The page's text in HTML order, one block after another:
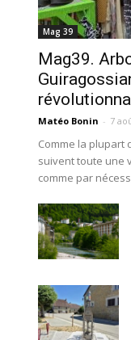
Mag 39
Mag39.
Matéo Bonin - 7
Comme la plupart
suivent toute une
comme par